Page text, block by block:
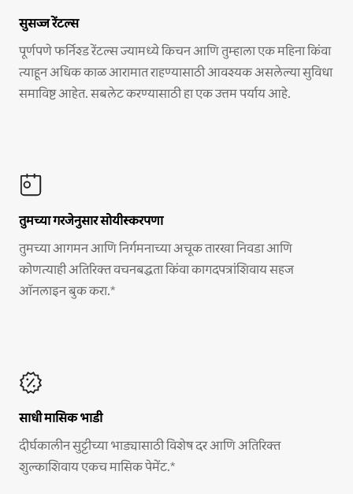
सुसज्ज रेंटल्स
पूर्णपणे फर्निश्ड रेंटल्स ज्यामध्ये किचन आणि तुम्हाला एक महिना किंवा
त्याहून अधिक काळ आरामात राहण्यासाठी आवश्यक असलेल्या सुविधा
समाविष्ट आहेत. सबलेट करण्यासाठी हा एक उत्तम पर्याय आहे.
तुमच्या गरजेनुसार सोयीस्करपणा
तुमच्या आगमन आणि निर्गमनाच्या अचूक तारखा निवडा आणि
कोणत्याही अतिरिक्त वचनबद्धता किंवा कागदपत्रांशिवाय सहज
ऑनलाइन बुक करा.*
साधी मासिक भाडी
दीर्घकालीन सुट्टीच्या भाड्यासाठी विशेष दर आणि अतिरिक्त
शुल्काशिवाय एकच मासिक पेमेंट.*